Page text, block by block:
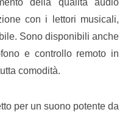
della qualità audio
con i lettori musicali,
Sono disponibili anche
e controllo remoto in
comodità.
per un suono potente da